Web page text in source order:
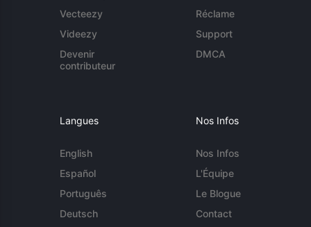
Vecteezy
Videezy
Devenir
contributeur
Réclame
Support
DMCA
Langues
English
Español
Português
Deutsch
Nos Infos
Nos Infos
L'Équipe
Le Blogue
Contact